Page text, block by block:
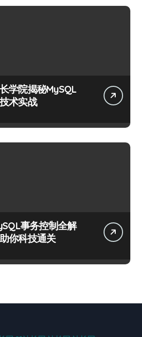
学院揭秘MySQL
术实战
事务控制全解
你科技通关